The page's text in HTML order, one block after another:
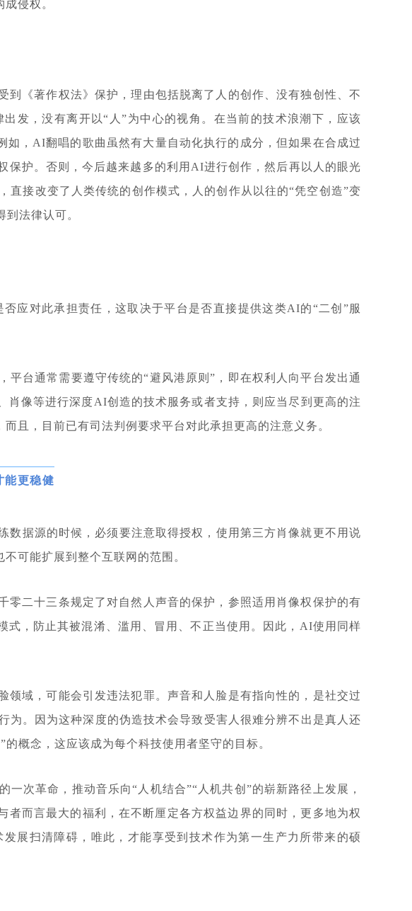
侵权。
《著作权法》保护，理由包括脱离了人的创作、没有独创性、不
发，没有离开以“人”为中心的视角。在当前的技术浪潮下，应该
如，AI翻唱的歌曲虽然有大量自动化执行的成分，但如果在合成过
护。否则，今后越来越多的利用AI进行创作，然后再以人的眼光
接改变了人类传统的创作模式，人的创作从以往的“凭空创造”变
法律认可。
应对此承担责任，这取决于平台是否直接提供这类AI的“二创”服
台通常需要遵守传统的“避风港原则”，即在权利人向平台发出通
像等进行深度AI创造的技术服务或者支持，则应当尽到更高的注
且，目前已有司法判例要求平台对此承担更高的注意义务。
能更稳健
据源的时候，必须要注意取得授权，使用第三方肖像就更不用说
可能扩展到整个互联网的范围。
二十三条规定了对自然人声音的保护，参照适用肖像权保护的有
，防止其被混淆、滥用、冒用、不正当使用。因此，AI使用同样
域，可能会引发违法犯罪。声音和人脸是有指向性的，是社交过
。因为这种深度的伪造技术会导致受害人很难分辨不出是真人还
概念，这应该成为每个科技使用者坚守的目标。
次革命，推动音乐向“人机结合”“人机共创”的崭新路径上发展，
而言最大的福利，在不断厘定各方权益边界的同时，更多地为权
展扫清障碍，唯此，才能享受到技术作为第一生产力所带来的硕